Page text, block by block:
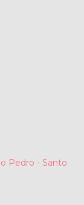
Pedro - Santo